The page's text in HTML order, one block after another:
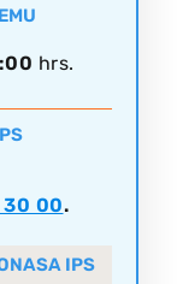
hrs.
00.
IPS